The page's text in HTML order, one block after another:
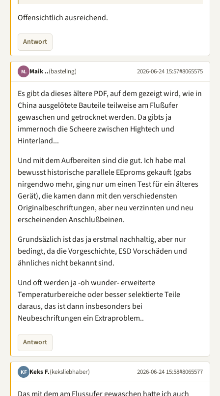
Offensichtlich ausreichend.
Antwort
M. Maik ..(basteling) 2026-06-24 15:57#8065575
Es gibt da dieses ältere PDF, auf dem gezeigt wird, wie in
China ausgelötete Bauteile teilweise am Flußufer
gewaschen und getrocknet werden. Da gibts ja
immernoch die Scheere zwischen Hightech und
Hinterland...
Und mit dem Aufbereiten sind die gut. Ich habe mal
bewusst historische parallele EEproms gekauft (gabs
nirgendwo mehr, ging nur um einen Test für ein älteres
Gerät), die kamen dann mit den verschiedensten
Originalbeschriftungen, aber neu verzinnten und neu
erscheinenden Anschlußbeinen.
Grundsäzlich ist das ja erstmal nachhaltig, aber nur
bedingt, da die Vorgeschichte, ESD Vorschäden und
ähnliches nicht bekannt sind.
Und oft werden ja -oh wunder- erweiterte
Temperaturbereiche oder besser selektierte Teile
daraus, das ist dann insbesonders bei
Neubeschriftungen ein Extraproblem..
Antwort
KF Keks F.(keksliebhaber) 2026-06-24 15:58#8065577